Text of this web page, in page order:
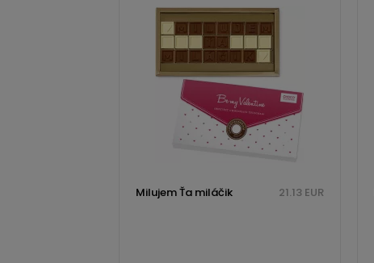
Milujem Ťa miláčik 21.13 EUR